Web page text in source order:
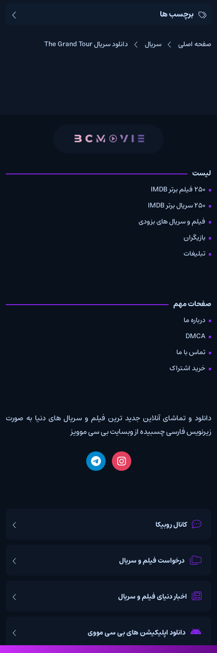
برچسب ها
صفحه اصلی سریال دانلود سریال The Grand Tour
لیست
250 فیلم برتر IMDB
250 سریال برتر IMDB
فیلم و سریال های بزودی
بازیگران
تبلیغات
صفحات مهم
درباره ما
DMCA
تماس با ما
خرید اشتراک
دانلود و تماشای آنلاین جدید ترین فیلم و سریال های دنیا به صورت
زیرنویس فارسی چسبیده از وبسایت بی سی موویز
کانال روبیکا
درخواست فیلم و سریال
اخبار دنیای فیلم و سریال
دانلود اپلیکیشن های بی سی مووی